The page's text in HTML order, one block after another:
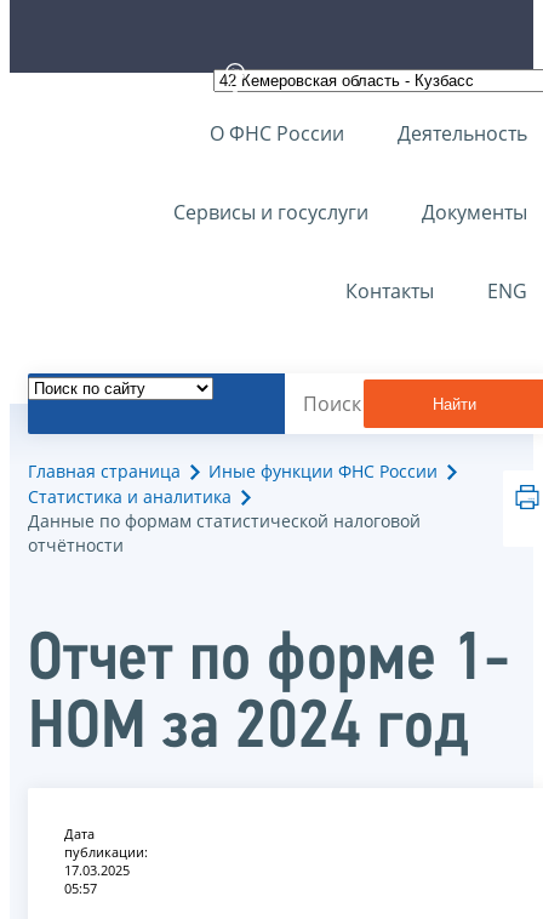
О ФНС России Деятельность
Сервисы и госуслуги Документы
Контакты ENG
Найти
Главная страница
Иные функции ФНС России
Статистика и аналитика
Данные по формам статистической налоговой
отчётности
Отчет по форме 1-
НОМ за 2024 год
Дата
публикации:
17.03.2025
05:57